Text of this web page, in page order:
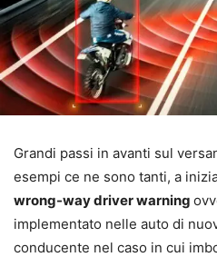
Grandi passi in avanti sul
esempi ce ne sono tanti, a
wrong-way driver warning
implementato nelle auto di
conducente nel caso in cui